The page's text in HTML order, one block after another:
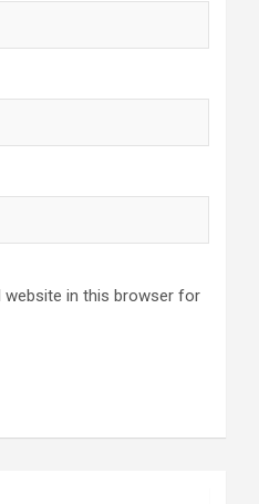
website in this browser for